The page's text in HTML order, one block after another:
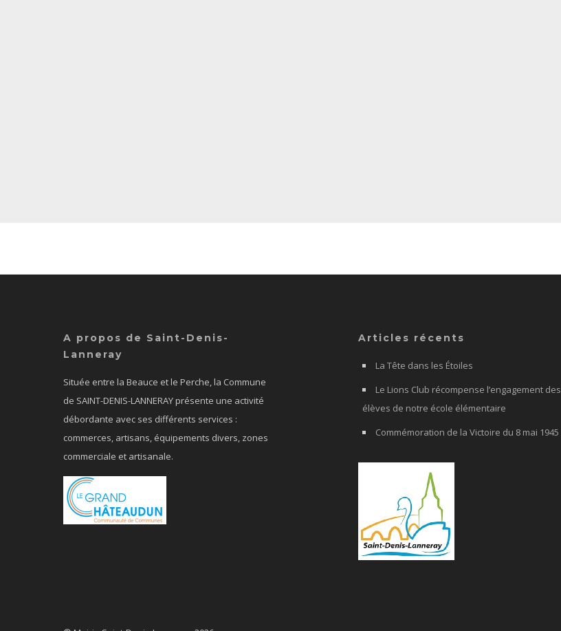
A propos de Saint-Denis-
Lanneray
Située entre la Beauce et le Perche, la Commune
de SAINT-DENIS-LANNERAY présente une activité
débordante avec ses différents services :
commerces, artisans, équipements divers, zones
commerciale et artisanale.
Articles récents
La Tête dans les Étoiles
Le Lions Club récompense l’engagement des
élèves de notre école élémentaire
Commémoration de la Victoire du 8 mai 1945